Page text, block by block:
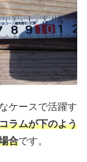
ケースで活躍す
ラムが下のよう
合です。